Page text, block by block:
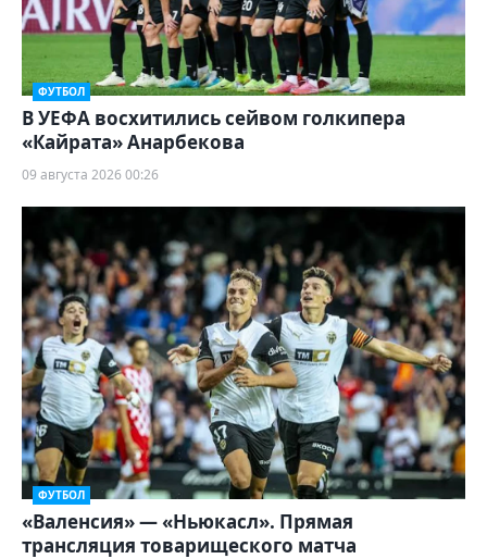
ФУТБОЛ
В УЕФА восхитились сейвом голкипера
«Кайрата» Анарбекова
09 августа 2026 00:26
ФУТБОЛ
«Валенсия» — «Ньюкасл». Прямая
трансляция товарищеского матча